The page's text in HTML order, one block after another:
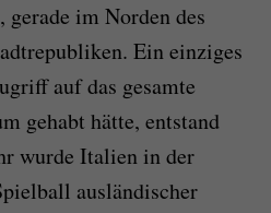
gerade im Norden des
Ein einziges
auf das gesamte
gehabt hätte, entstand
wurde Italien in der
ausländischer